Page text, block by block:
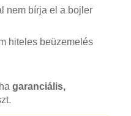
nem bírja el a bojler
hiteles beüzemelés
garanciális,